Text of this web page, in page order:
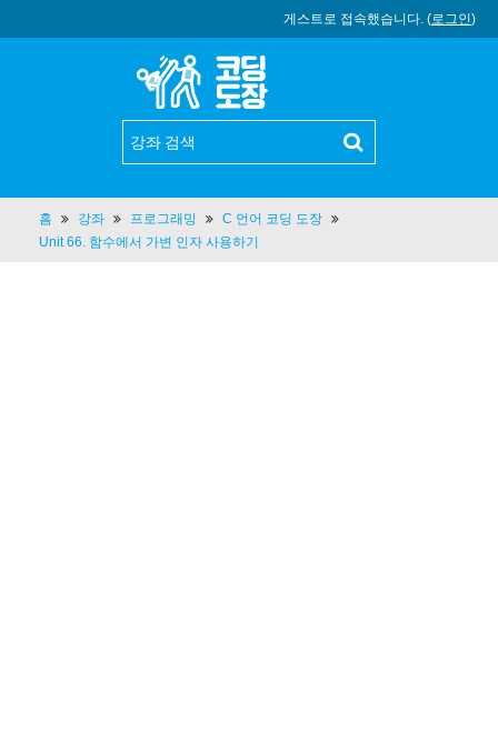
게스트로 접속했습니다. (로그인)
홈 강좌 프로그래밍
C 언어 코딩 도장
Unit 66. 함수에서 가변 인자 사용하기